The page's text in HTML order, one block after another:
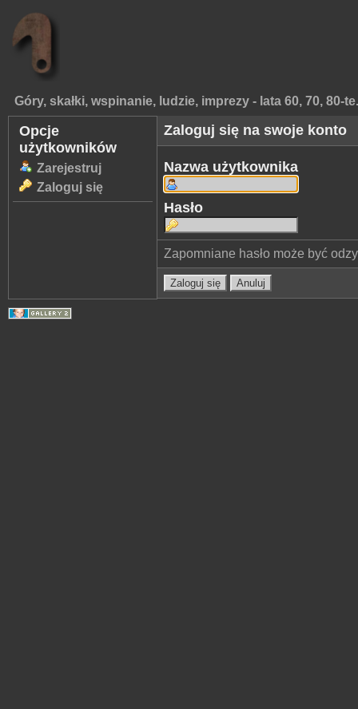
Góry, skałki, wspinanie, ludzie, imprezy - lata 60, 70, 80-te.
Opcje
użytkowników
Zarejestruj
Zaloguj się
Zaloguj się na swoje konto
Nazwa użytkownika
Hasło
Zapomniane hasło może być